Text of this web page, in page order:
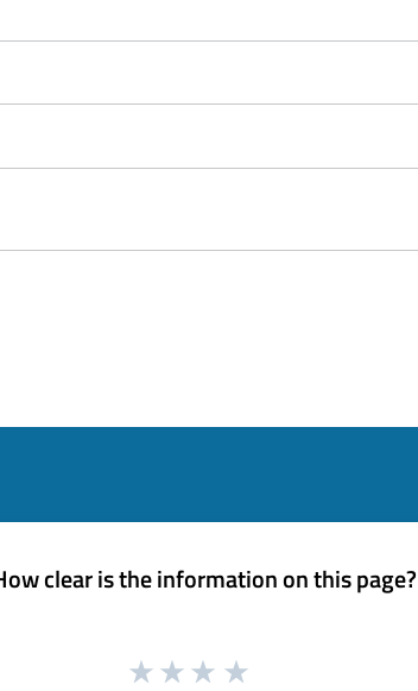
clear is the information on this page?